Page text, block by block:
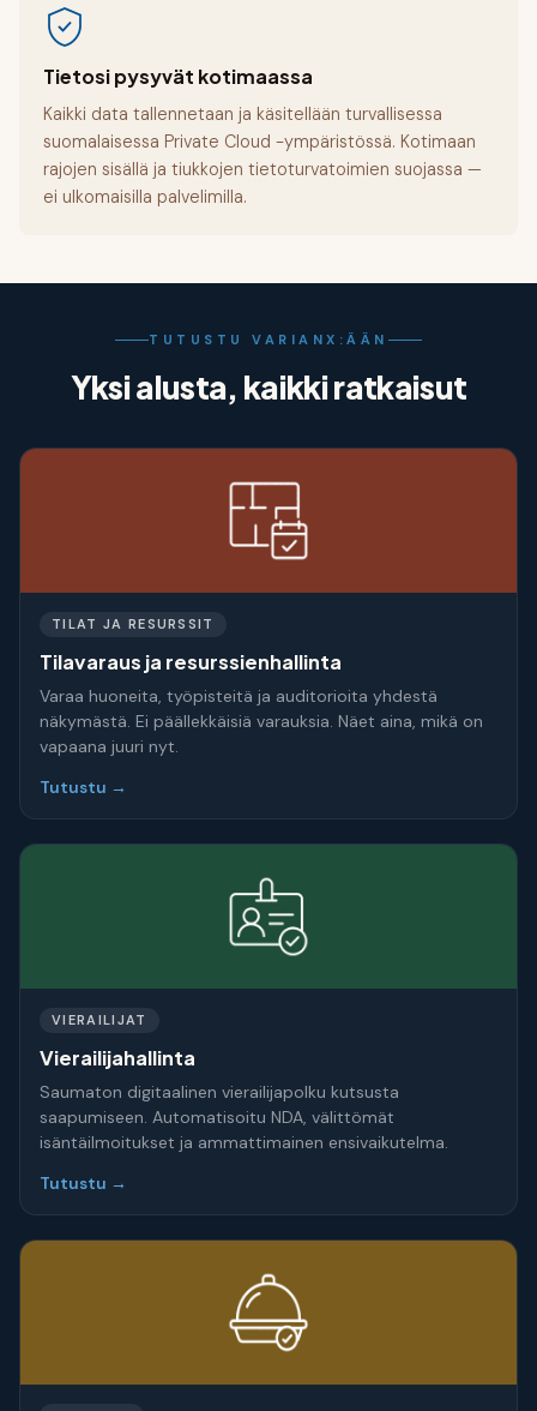
Tietosi pysyvät kotimaassa
Kaikki data tallennetaan ja käsitellään turvallisessa
suomalaisessa Private Cloud -ympäristössä. Kotimaan
rajojen sisällä ja tiukkojen tietoturvatoimien suojassa —
ei ulkomaisilla palvelimilla.
TUTUSTU VARIANX:ÄÄN
Yksi alusta, kaikki ratkaisut
TILAT JA RESURSSIT
Tilavaraus ja resurssienhallinta
Varaa huoneita, työpisteitä ja auditorioita yhdestä
näkymästä. Ei päällekkäisiä varauksia. Näet aina, mikä on
vapaana juuri nyt.
Tutustu →
VIERAILIJAT
Vierailijahallinta
Saumaton digitaalinen vierailijapolku kutsusta
saapumiseen. Automatisoitu NDA, välittömät
isäntäilmoitukset ja ammattimainen ensivaikutelma.
Tutustu →